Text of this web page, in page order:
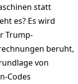
statt
es? Es wird
Trump-
beruht,
von
Codes